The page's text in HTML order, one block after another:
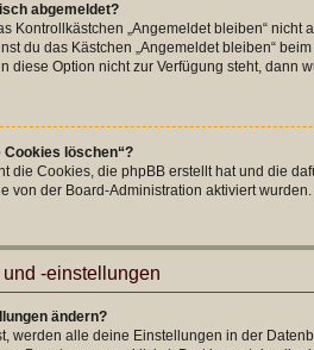
abgemeldet?
Kontrollkästchen „Angemeldet bleiben“
du das Kästchen „Angemeldet bleiben“
diese Option nicht zur Verfügung steht,
Cookies löschen“?
die Cookies, die phpBB erstellt hat und die
von der Board-Administration aktiviert
-einstellungen
ändern?
werden alle deine Einstellungen in der